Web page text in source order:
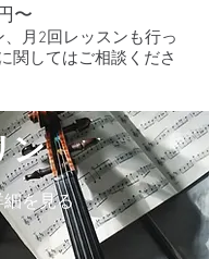
〜
、月2回レッスンも行っ
関してはご相談くださ
ン
細を見る